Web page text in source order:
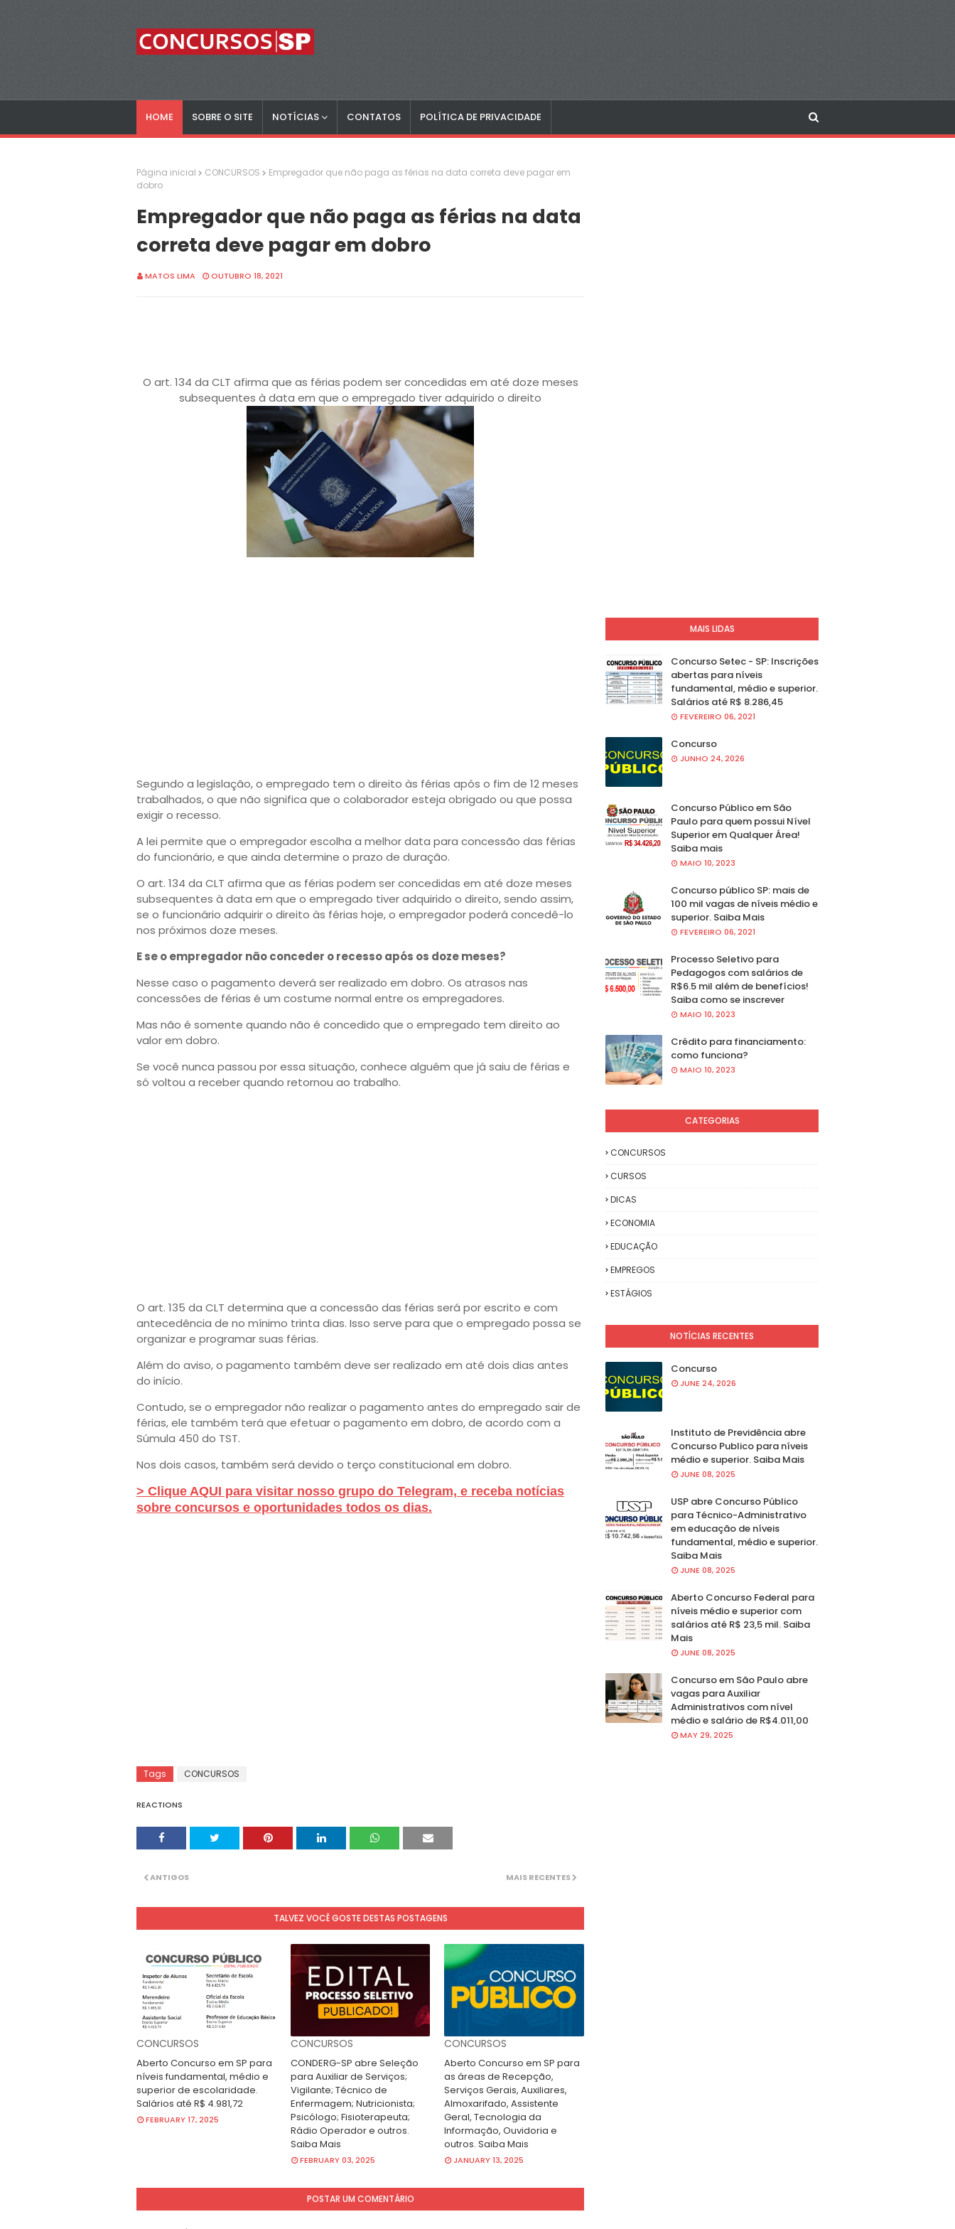
HOME SOBRE O SITE NOTÍCIAS CONTATOS POLÍTICA DE PRIVACIDADE
Página inicial CONCURSOS
Empregador que não paga as férias na data correta deve pagar em
dobro
Empregador que não paga as férias na data
correta deve pagar em dobro
MATOS LIMA OUTUBRO 18, 2021
O art. 134 da CLT afirma que as férias podem ser concedidas em até doze meses
subsequentes à data em que o empregado tiver adquirido o direito
Segundo a legislação, o empregado tem o direito às férias após o fim de 12 meses
trabalhados, o que não significa que o colaborador esteja obrigado ou que possa
exigir o recesso.
A lei permite que o empregador escolha a melhor data para concessão das férias
do funcionário, e que ainda determine o prazo de duração.
O art. 134 da CLT afirma que as férias podem ser concedidas em até doze meses
subsequentes à data em que o empregado tiver adquirido o direito, sendo assim,
se o funcionário adquirir o direito às férias hoje, o empregador poderá concedê-lo
nos próximos doze meses.
E se o empregador não conceder o recesso após os doze meses?
Nesse caso o pagamento deverá ser realizado em dobro. Os atrasos nas
concessões de férias é um costume normal entre os empregadores.
Mas não é somente quando não é concedido que o empregado tem direito ao
valor em dobro.
Se você nunca passou por essa situação, conhece alguém que já saiu de férias e
só voltou a receber quando retornou ao trabalho.
O art. 135 da CLT determina que a concessão das férias será por escrito e com
antecedência de no mínimo trinta dias. Isso serve para que o empregado possa se
organizar e programar suas férias.
Além do aviso, o pagamento também deve ser realizado em até dois dias antes
do início.
Contudo, se o empregador não realizar o pagamento antes do empregado sair de
férias, ele também terá que efetuar o pagamento em dobro, de acordo com a
Súmula 450 do TST.
Nos dois casos, também será devido o terço constitucional em dobro.
> Clique AQUI para visitar nosso grupo do Telegram, e receba notícias
sobre concursos e oportunidades todos os dias.
Tags CONCURSOS
REACTIONS
MAIS RECENTES
ANTIGOS
TALVEZ VOCÊ GOSTE DESTAS POSTAGENS
CONCURSOS
Aberto Concurso em SP para
níveis fundamental, médio e
superior de escolaridade.
Salários até R$ 4.981,72
FEBRUARY 17, 2025
CONCURSOS
CONDERG-SP abre Seleção
para Auxiliar de Serviços;
Vigilante; Técnico de
Enfermagem; Nutricionista;
Psicólogo; Fisioterapeuta;
Rádio Operador e outros.
Saiba Mais
FEBRUARY 03, 2025
CONCURSOS
Aberto Concurso em SP para
as áreas de Recepção,
Serviços Gerais, Auxiliares,
Almoxarifado, Assistente
Geral, Tecnologia da
Informação, Ouvidoria e
outros. Saiba Mais
JANUARY 13, 2025
POSTAR UM COMENTÁRIO
MAIS LIDAS
Concurso Setec - SP: Inscrições
abertas para níveis
fundamental, médio e superior.
Salários até R$ 8.286,45
FEVEREIRO 06, 2021
Concurso
JUNHO 24, 2026
Concurso Público em São
Paulo para quem possui Nível
Superior em Qualquer Área!
Saiba mais
MAIO 10, 2023
Concurso público SP: mais de
100 mil vagas de níveis médio e
superior. Saiba Mais
FEVEREIRO 06, 2021
Processo Seletivo para
Pedagogos com salários de
R$6.5 mil além de benefícios!
Saiba como se inscrever
MAIO 10, 2023
Crédito para financiamento:
como funciona?
MAIO 10, 2023
CATEGORIAS
CONCURSOS
CURSOS
DICAS
ECONOMIA
EDUCAÇÃO
EMPREGOS
ESTÁGIOS
NOTÍCIAS RECENTES
Concurso
JUNE 24, 2026
Instituto de Previdência abre
Concurso Publico para níveis
médio e superior. Saiba Mais
JUNE 08, 2025
USP abre Concurso Público
para Técnico-Administrativo
em educação de níveis
fundamental, médio e superior.
Saiba Mais
JUNE 08, 2025
Aberto Concurso Federal para
níveis médio e superior com
salários até R$ 23,5 mil. Saiba
Mais
JUNE 08, 2025
Concurso em São Paulo abre
vagas para Auxiliar
Administrativos com nível
médio e salário de R$4.011,00
MAY 29, 2025